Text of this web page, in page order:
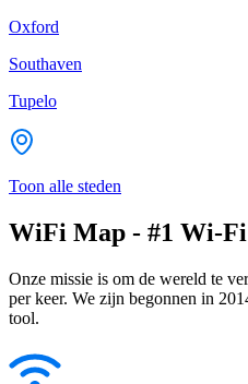
Oxford
Southaven
Tupelo
Toon alle steden
WiFi Map - #1 Wi-
Onze missie is om de wereld te
per keer. We zijn begonnen in
tool.